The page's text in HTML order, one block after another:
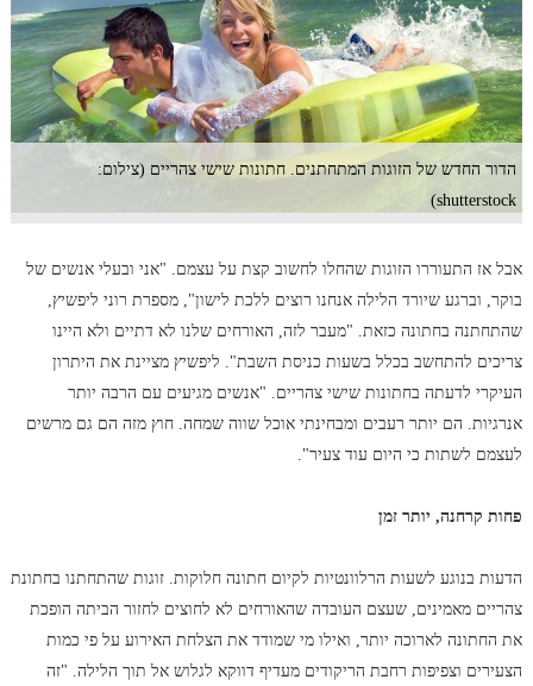
הדור החדש של הזוגות המתחתנים. חתונות שישי צהריים (צילום:
shutterstock)
אבל אז התעוררו הזוגות שהחלו לחשוב קצת על עצמם. "אני ובעלי אנשים של
בוקר, וברגע שיורד הלילה אנחנו רוצים ללכת לישון", מספרת רוני ליפשיץ,
שהתחתנה בחתונה כזאת. "מעבר לזה, האורחים שלנו לא דתיים ולא היינו
צריכים להתחשב בכלל בשעות כניסת השבת". ליפשיץ מציינת את היתרון
העיקרי לדעתה בחתונות שישי צהריים. "אנשים מגיעים עם הרבה יותר
אנרגיות. הם יותר רעבים ומבחינתי אוכל שווה שמחה. חוץ מזה הם גם מרשים
לעצמם לשתות כי היום עוד צעיר".
פחות קרחנה, יותר זמן
הדעות בנוגע לשעות הרלוונטיות לקיום חתונה חלוקות. זוגות שהתחתנו בחתונת
צהריים מאמינים, שעצם העובדה שהאורחים לא לחוצים לחזור הביתה הופכת
את החתונה לארוכה יותר, ואילו מי שמודד את הצלחת האירוע על פי כמות
הצעירים וצפיפות רחבת הריקודים מעדיף דווקא לגלוש אל תוך הלילה. "זה